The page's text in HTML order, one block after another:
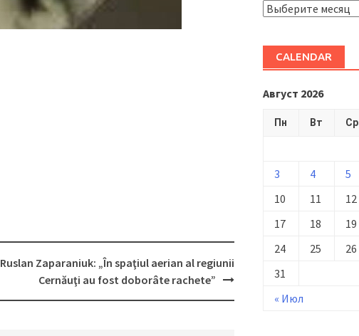
Ruslan Zaparaniuk: „În spaţiul aerian al regiunii
Cernăuţi au fost doborâte rachete”
ARHIVĂ
CALENDAR
Август 2026
Пн Вт Ср
« Июл
3
4 5
10
11 12
17
18 19
24
25 26
31